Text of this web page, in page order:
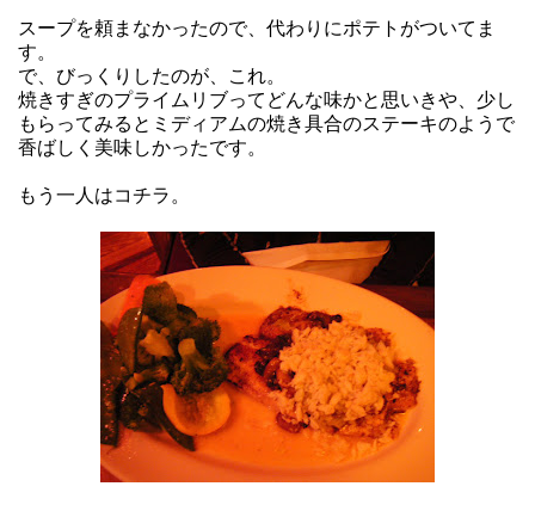
スープを頼まなかったので、代わりにポテトがついてま
す。
で、びっくりしたのが、これ。
焼きすぎのプライムリブってどんな味かと思いきや、少し
もらってみるとミディアムの焼き具合のステーキのようで
香ばしく美味しかったです。
もう一人はコチラ。